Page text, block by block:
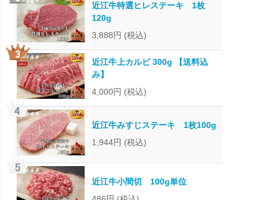
近江牛特選ヒレステーキ 1枚
120g
3,888円 (税込)
近江牛上カルビ 300g 【送料込
み】
4,000円 (税込)
近江牛みすじステーキ 1枚100g
1,944円 (税込)
近江牛小間切 100g単位